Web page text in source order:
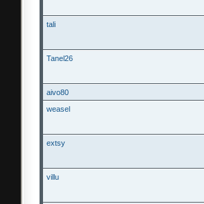
tali
Tanel26
aivo80
weasel
extsy
villu